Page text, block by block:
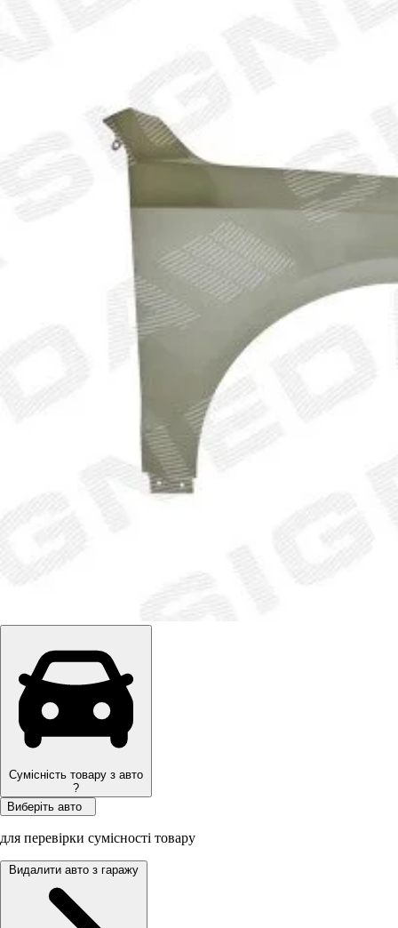
Сумісність товару з авто
?
Виберіть авто
для перевірки сумісності товару
Видалити авто з гаражу